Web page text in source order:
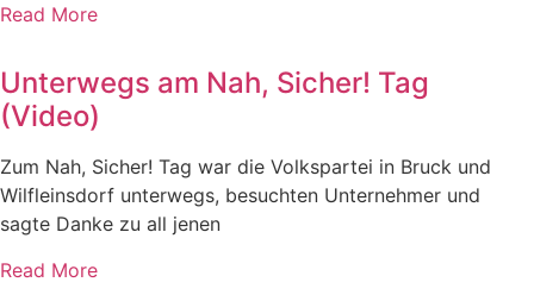
Read More
Unterwegs am Nah, Sicher! Tag
(Video)
Zum Nah, Sicher! Tag war die Volkspartei in Bruck und
Wilfleinsdorf unterwegs, besuchten Unternehmer und
sagte Danke zu all jenen
Read More